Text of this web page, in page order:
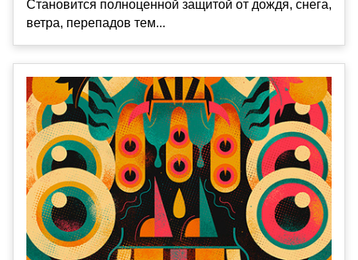
Становится полноценной защитой от дождя, снега,
ветра, перепадов тем...